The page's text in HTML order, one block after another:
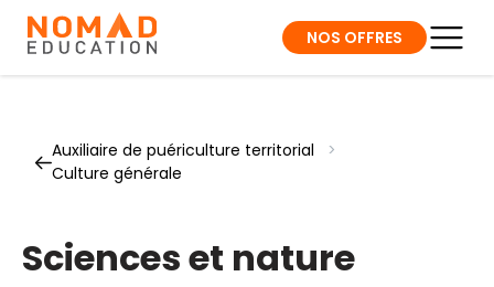
NOS OFFRES
Auxiliaire de puériculture territorial
>
Culture générale
Sciences et nature